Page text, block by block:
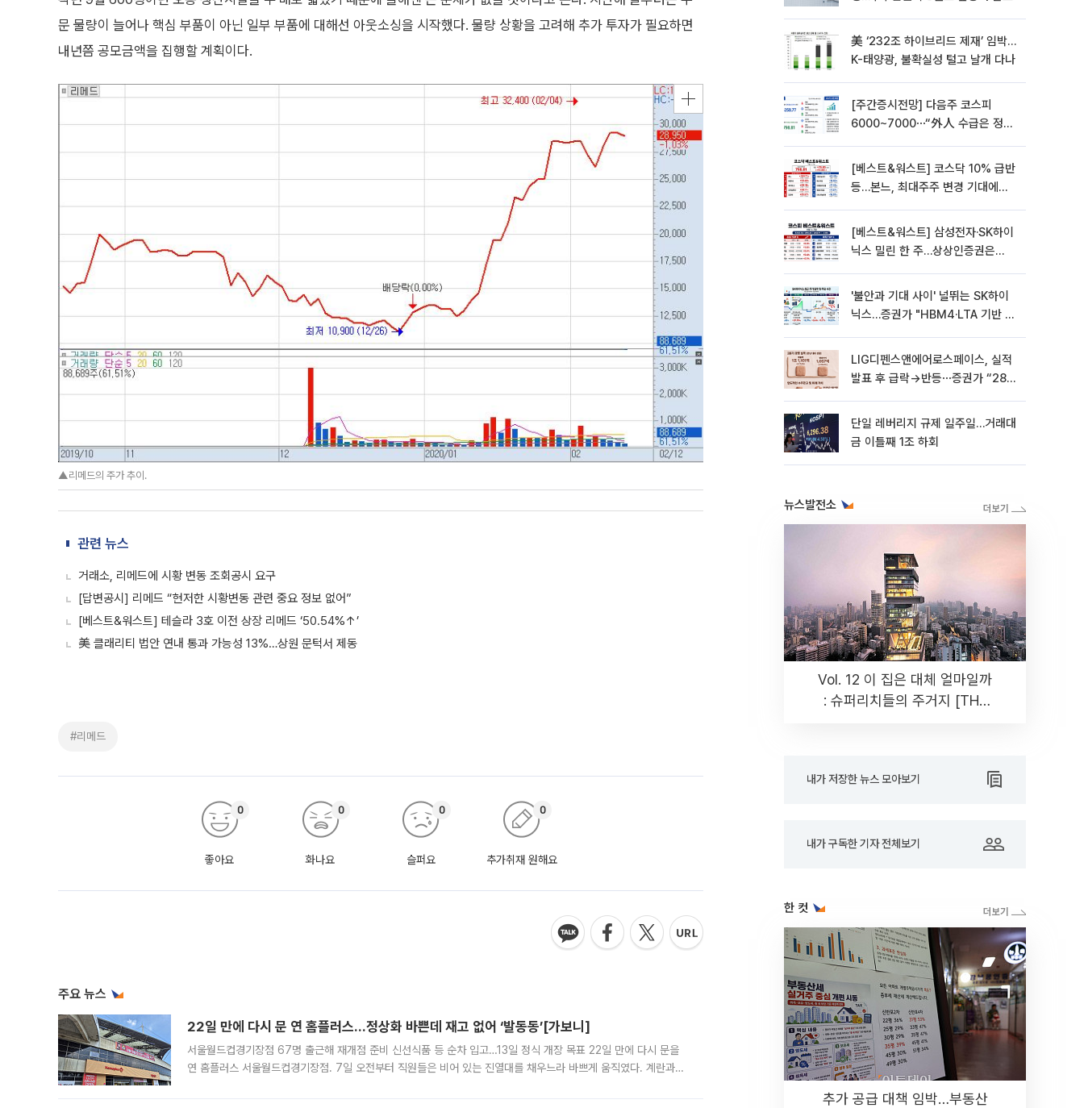
문 물량이 늘어나 핵심 부품이 아닌 일부 부품에 대해선 아웃소싱을 시작했다. 물량 상황을 고려해 추가 투자가 필요하면
내년쯤 공모금액을 집행할 계획이다.
▲리메드의 주가 추이.
관련 뉴스
거래소, 리메드에 시황 변동 조회공시 요구
[답변공시] 리메드 “현저한 시황변동 관련 중요 정보 없어”
[베스트&워스트] 테슬라 3호 이전 상장 리메드 ‘50.54%↑’
美 클래리티 법안 연내 통과 가능성 13%…상원 문턱서 제동
#리메드
좋아요
0
화나요
0
슬퍼요
0
추가취재 원해요
0
주요 뉴스
22일 만에 다시 문 연 홈플러스…정상화 바쁜데 재고 없어 ‘발동동’[가보니]
서울월드컵경기장점 67명 출근해 재개점 준비 신선식품 등 순차 입고…13일 정식 개장 목표 22일 만에 다시 문을
연 홈플러스 서울월드컵경기장점. 7일 오전부터 직원들은 비어 있는 진열대를 채우느라 바쁘게 움직였다. 계란과
美 ‘232조 하이브리드 제재’ 임박…
K-태양광, 불확실성 털고 날개 다나
[주간증시전망] 다음주 코스피
6000~7000⋯“外人 수급은 정책
[베스트&워스트] 코스닥 10% 급반
등…본느, 최대주주 변경 기대에
[베스트&워스트] 삼성전자·SK하이
닉스 밀린 한 주…상상인증권은
'불안과 기대 사이' 널뛰는 SK하이
닉스…증권가 "HBM4·LTA 기반 펀
LIG디펜스앤에어로스페이스, 실적
발표 후 급락→반등⋯증권가 “28년
단일 레버리지 규제 일주일…거래대
금 이틀째 1조 하회
뉴스발전소
Vol. 12 이 집은 대체 얼마일까
: 슈퍼리치들의 주거지 [THE
내가 저장한 뉴스 모아보기
내가 구독한 기자 전체보기
한 컷
추가 공급 대책 임박…부동산